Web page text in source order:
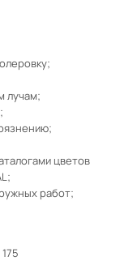
лучам;
цветов
работ;